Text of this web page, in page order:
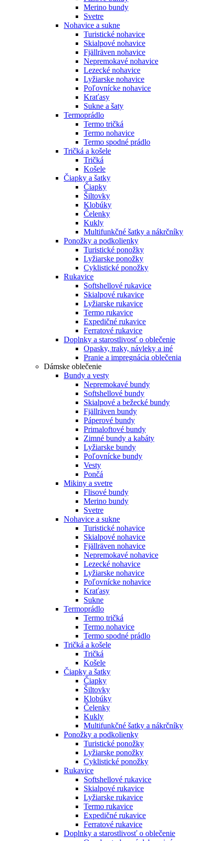
Merino bundy
Svetre
Nohavice a sukne
Turistické nohavice
Skialpové nohavice
Fjällräven nohavice
Nepremokavé nohavice
Lezecké nohavice
Lyžiarske nohavice
Poľovnícke nohavice
Kraťasy
Sukne a šaty
Termoprádlo
Termo tričká
Termo nohavice
Termo spodné prádlo
Tričká a košele
Tričká
Košele
Čiapky a šatky
Čiapky
Šiltovky
Klobúky
Čelenky
Kukly
Multifunkčné šatky a nákrčníky
Ponožky a podkolienky
Turistické ponožky
Lyžiarske ponožky
Cyklistické ponožky
Rukavice
Softshellové rukavice
Skialpové rukavice
Lyžiarske rukavice
Termo rukavice
Expedičné rukavice
Ferratové rukavice
Doplnky a starostlivosť o oblečenie
Opasky, traky, návleky a iné
Pranie a impregnácia oblečenia
Dámske oblečenie
Bundy a vesty
Nepremokavé bundy
Softshellové bundy
Skialpové a bežecké bundy
Fjällräven bundy
Páperové bundy
Primaloftové bundy
Zimné bundy a kabáty
Lyžiarske bundy
Poľovnícke bundy
Vesty
Pončá
Mikiny a svetre
Flisové bundy
Merino bundy
Svetre
Nohavice a sukne
Turistické nohavice
Skialpové nohavice
Fjällräven nohavice
Nepremokavé nohavice
Lezecké nohavice
Lyžiarske nohavice
Poľovnícke nohavice
Kraťasy
Sukne
Termoprádlo
Termo tričká
Termo nohavice
Termo spodné prádlo
Tričká a košele
Tričká
Košele
Čiapky a šatky
Čiapky
Šiltovky
Klobúky
Čelenky
Kukly
Multifunkčné šatky a nákrčníky
Ponožky a podkolienky
Turistické ponožky
Lyžiarske ponožky
Cyklistické ponožky
Rukavice
Softshellové rukavice
Skialpové rukavice
Lyžiarske rukavice
Termo rukavice
Expedičné rukavice
Ferratové rukavice
Doplnky a starostlivosť o oblečenie